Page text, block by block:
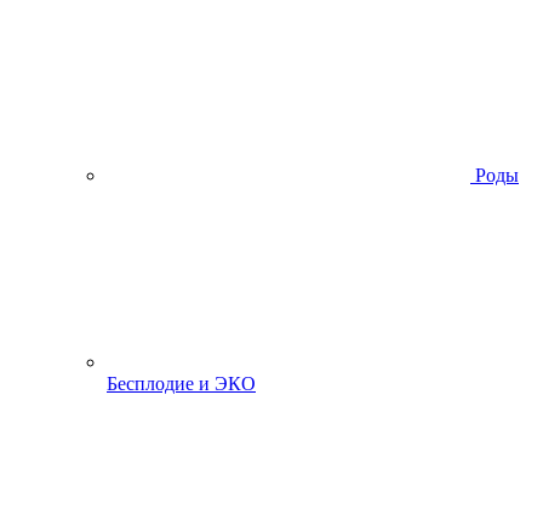
Роды
Бесплодие и ЭКО